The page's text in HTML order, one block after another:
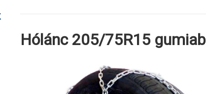
Hólánc 205/75R15